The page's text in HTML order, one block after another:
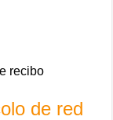
recibo
de red